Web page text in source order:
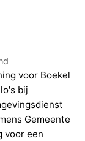
voor Boekel
bij
Gemeente
voor een